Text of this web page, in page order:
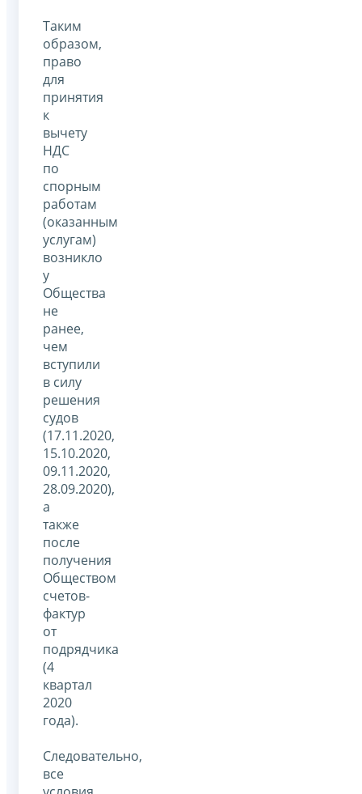
Таким
образом,
право
для
принятия
к
вычету
НДС
по
спорным
работам
(оказанным
услугам)
возникло
у
Общества
не
ранее,
чем
вступили
в силу
решения
судов
(17.11.2020,
15.10.2020,
09.11.2020,
28.09.2020),
а
также
после
получения
Обществом
счетов-
фактур
от
подрядчика
(4
квартал
2020
года).
Следовательно,
все